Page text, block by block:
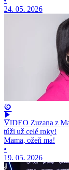
24. 05. 2026
VIDEO Zuzana z
túži už celé roky!
Mama, ožeň ma!
•
19. 05. 2026